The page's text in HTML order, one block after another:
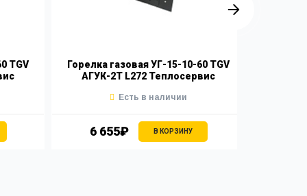
TGV
Горелка газовая УГ-15-10-60 TGV
АГУК-2Т L272 Теплосервис
6 655₽ В КОРЗИНУ
Есть в наличии